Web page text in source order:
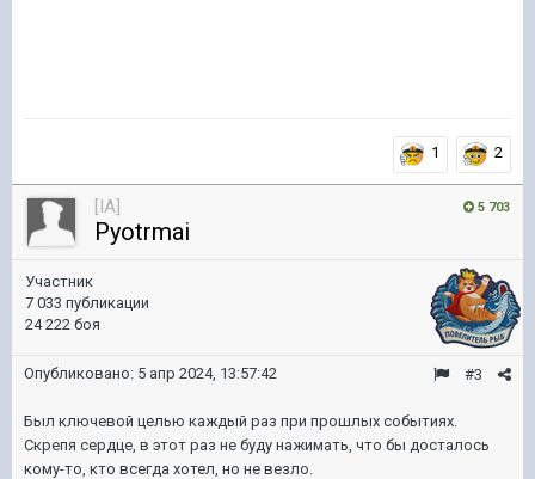
1 2
5 703
[IA]
Pyotrmai
Участник
7 033 публикации
24 222 боя
#3
Опубликовано: 5 апр 2024, 13:57:42
Был ключевой целью каждый раз при прошлых событиях.
Скрепя сердце, в этот раз не буду нажимать, что бы досталось
кому-то, кто всегда хотел, но не везло.